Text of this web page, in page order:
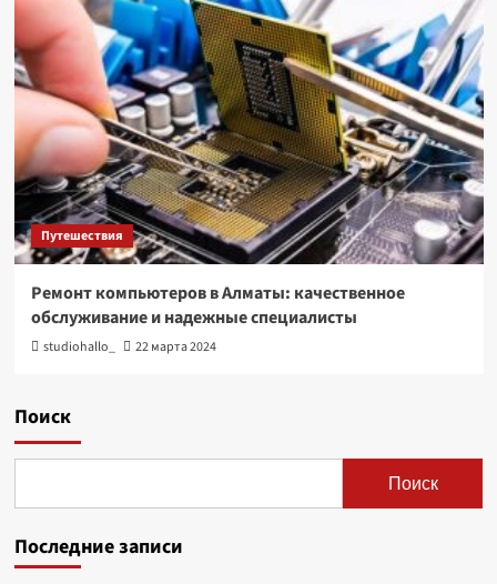
Путешествия
Ремонт компьютеров в Алматы: качественное
обслуживание и надежные специалисты
studiohallo_ 22 марта 2024
Поиск
Поиск
Последние записи